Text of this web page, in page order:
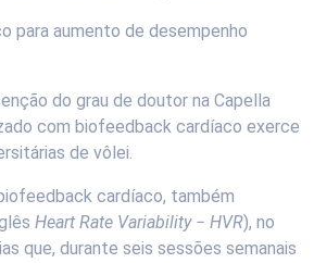
para aumento de desempenho
do grau de doutor na Capella
com biofeedback cardíaco exerce
de vôlei.
cardíaco, também
Heart Rate Variability − HVR), no
que, durante seis sessões semanais